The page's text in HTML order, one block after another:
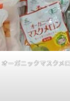
オーガニックマスクメ